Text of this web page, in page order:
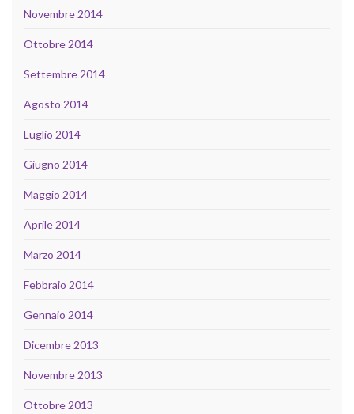
Novembre 2014
Ottobre 2014
Settembre 2014
Agosto 2014
Luglio 2014
Giugno 2014
Maggio 2014
Aprile 2014
Marzo 2014
Febbraio 2014
Gennaio 2014
Dicembre 2013
Novembre 2013
Ottobre 2013